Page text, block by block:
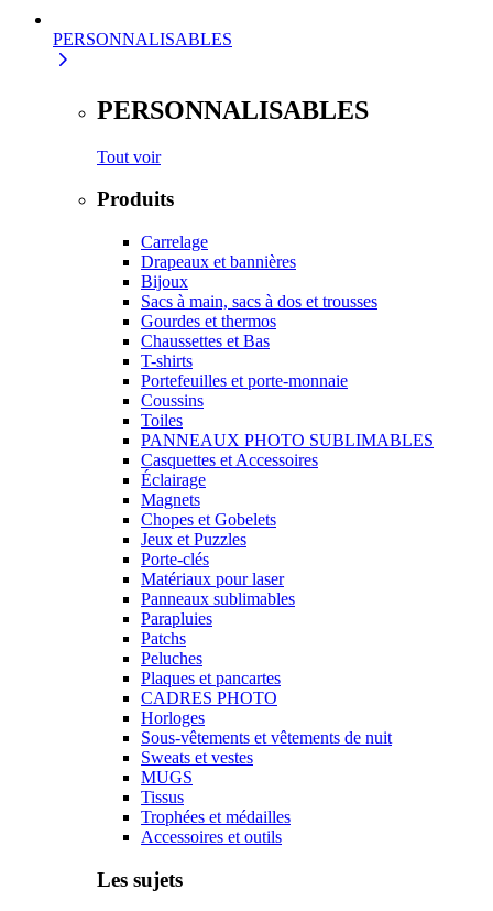
PERSONNALISABLES
PERSONNALISABLES
Tout voir
Produits
Carrelage
Drapeaux et bannières
Bijoux
Sacs à main, sacs à dos et trousses
Gourdes et thermos
Chaussettes et Bas
T-shirts
Portefeuilles et porte-monnaie
Coussins
Toiles
PANNEAUX PHOTO SUBLIMABLES
Casquettes et Accessoires
Éclairage
Magnets
Chopes et Gobelets
Jeux et Puzzles
Porte-clés
Matériaux pour laser
Panneaux sublimables
Parapluies
Patchs
Peluches
Plaques et pancartes
CADRES PHOTO
Horloges
Sous-vêtements et vêtements de nuit
Sweats et vestes
MUGS
Tissus
Trophées et médailles
Accessoires et outils
Les sujets